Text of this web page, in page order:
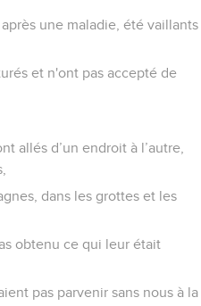
une maladie, été vaillants
et n'ont pas accepté de
allés d’un endroit à l’autre,
dans les grottes et les
obtenu ce qui leur était
pas parvenir sans nous à la